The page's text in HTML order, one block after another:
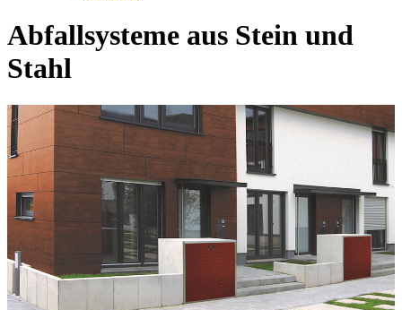
Abfallsysteme aus Stein und
Stahl